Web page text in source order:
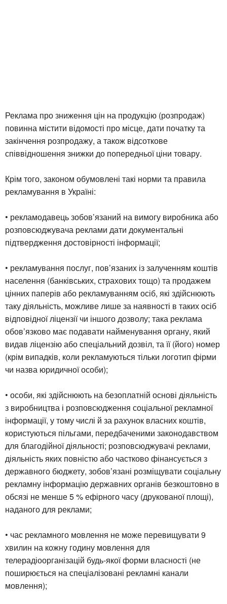
Реклама про зниження цін на продукцію (розпродаж)
повинна містити відомості про місце, дати початку та
закінчення розпродажу, а також відсоткове
співвідношення знижки до попередньої ціни товару.
Крім того, законом обумовлені такі норми та правила
рекламування в Україні:
• рекламодавець зобов’язаний на вимогу виробника або
розповсюджувача реклами дати документальні
підтвердження достовірності інформації;
• рекламування послуг, пов’язаних із залученням коштів
населення (банківських, страхових тощо) та продажем
цінних паперів або рекламуванням осіб, які здійснюють
таку діяльність, можливе лише за наявності в таких осіб
відповідної ліцензії чи іншого дозволу; така реклама
обов’язково має подавати найменування органу, який
видав ліцензію або спеціальний дозвіл, та її (його) номер
(крім випадків, коли рекламуються тільки логотип фірми
чи назва юридичної особи);
• особи, які здійснюють на безоплатній основі діяльність
з виробництва і розповсюдження соціальної рекламної
інформації, у тому числі й за рахунок власних коштів,
користуються пільгами, передбаченими законодавством
для благодійної діяльності; розповсюджувачі реклами,
діяльність яких повністю або частково фінансується з
державного бюджету, зобов’язані розміщувати соціальну
рекламну інформацію державних органів безкоштовно в
обсязі не менше 5 % ефірного часу (друкованої площі),
наданого для реклами;
• час рекламного мовлення не може перевищувати 9
хвилин на кожну годину мовлення для
телерадіоорганізацій будь-якої форми власності (не
поширюється на спеціалізовані рекламні канали
мовлення);